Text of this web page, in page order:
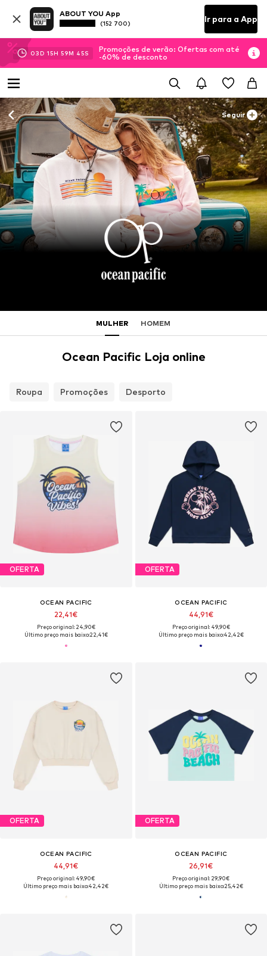
ABOUT YOU App
(152 700) Ir para a App
03D 15H 59M 45S
Promoções de verão: Ofertas com até
-60% de desconto
Seguir
MULHER HOMEM
Ocean Pacific Loja online
Roupa Promoções Desporto
OFERTA
OCEAN PACIFIC
22,41€
Preço original: 24,90€
Último preço mais baixo:22,41€
OFERTA
OCEAN PACIFIC
44,91€
Preço original: 49,90€
Último preço mais baixo:42,42€
OFERTA
OCEAN PACIFIC
44,91€
Preço original: 49,90€
Último preço mais baixo:42,42€
OFERTA
OCEAN PACIFIC
26,91€
Preço original: 29,90€
Último preço mais baixo:25,42€